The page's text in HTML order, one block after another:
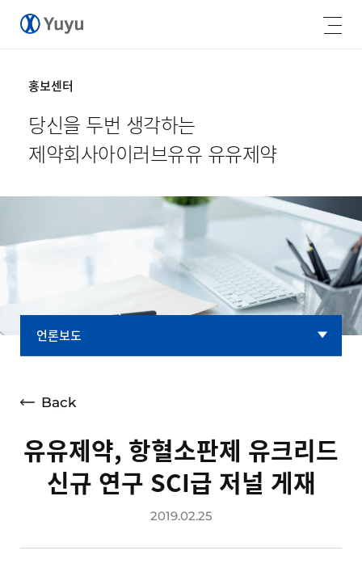
홍보센터
당신을 두번 생각하는
제약회사아이러브유유 유유제약
언론보도
광고소개
공지사항
고객지원
Back
유유제약, 항혈소판제 유크리드
신규 연구 SCI급 저널 게재
2019.02.25